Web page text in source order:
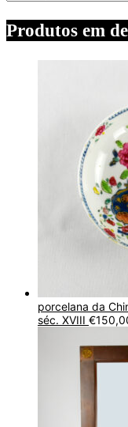
Produtos em
porcelana da
séc. XVIII €